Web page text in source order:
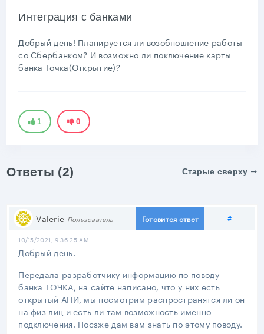
Интеграция с банками
Добрый день! Планируется ли возобновление работы
со Сбербанком? И возможно ли поключение карты
банка Точка(Открытие)?
1 0
Ответы (2) Старые сверху
Valerie Пользователь Готовится ответ #
10/15/2021, 9:36:25 AM
Добрый день.
Передала разработчику информацию по поводу
банка ТОЧКА, на сайте написано, что у них есть
открытый АПИ, мы посмотрим распространятся ли он
на физ лиц и есть ли там возможность именно
подключения. Посзже дам вам знать по этому поводу.